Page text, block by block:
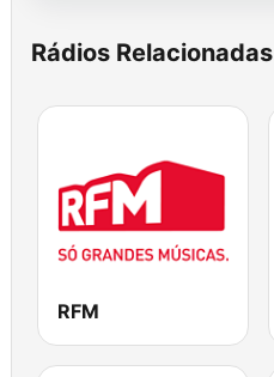
Rádios Relacionadas
RFM